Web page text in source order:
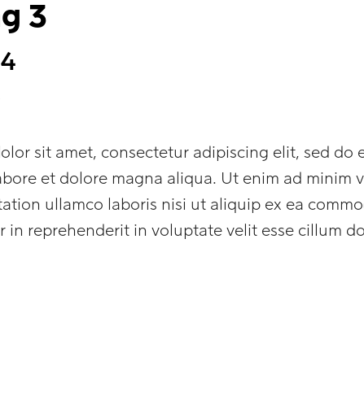
3
sit amet, consectetur adipiscing elit, sed do
et dolore magna aliqua. Ut enim ad minim
ullamco laboris nisi ut aliquip ex ea
in reprehenderit in voluptate velit esse cillum